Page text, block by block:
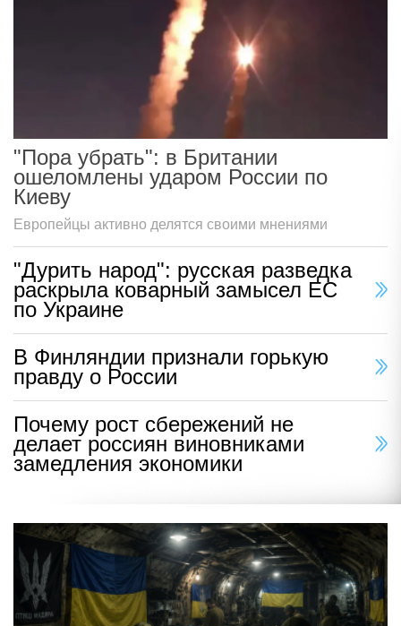
"Пора убрать": в Британии
ошеломлены ударом России по
Киеву
Европейцы активно делятся своими мнениями
"Дурить народ": русская разведка
раскрыла коварный замысел ЕС
по Украине
В Финляндии признали горькую
правду о России
Почему рост сбережений не
делает россиян виновниками
замедления экономики